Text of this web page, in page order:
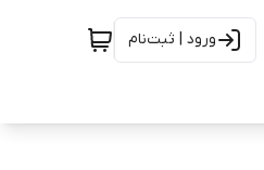
ورود | ثبت‌نام